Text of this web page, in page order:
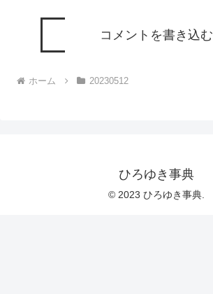
コメントを書き込む
ホーム 20230512
ひろゆき事典
© 2023 ひろゆき事典.